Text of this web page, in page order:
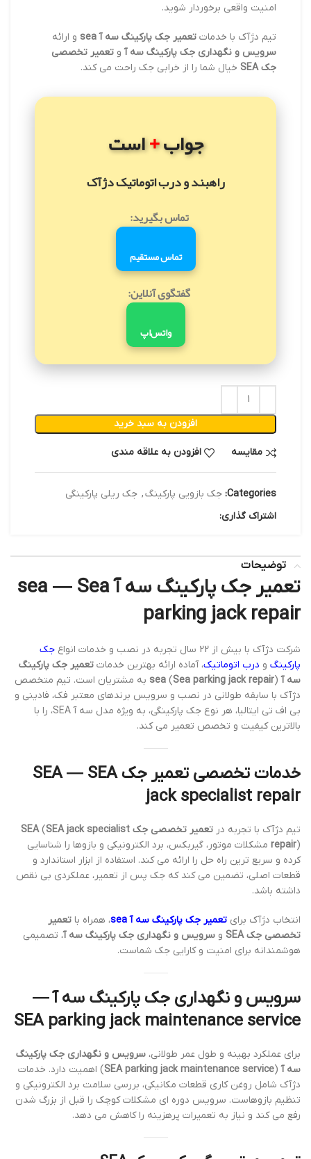
امنیت واقعی برخوردار شوید.
تیم دژآک با خدمات تعمیر جک پارکینگ سه آ sea
و ارائه
سرویس و نگهداری جک پارکینگ سه آو تعمیر تخصصی
جک SEA
خیال شما را از خرابی جک راحت می کند.
جواب+است
راهبند و درب اتوماتیک دژآک
تماس بگیرید:
تماس مستقیم
گفتگوی آنلاین:
واتس‌اپ
افزودن به سبد خرید
مقایسه افزودن به علاقه مندی
Categories: جک بازویی پارکینگ, جک ریلی پارکینگی
اشتراک گذاری:
توضیحات
تعمیر جک پارکینگ سه آ sea — Sea
parking jack repair
شرکت دژآک با بیش از 22 سال تجربه در نصب و خدمات انواع
جک
پارکینگ و درب اتوماتیک، آماده ارائه بهترین خدمات تعمیر جک پارکینگ
سه آ sea
(Sea parking jack repair
) به مشتریان است. تیم متخصص
دژآک با سابقه طولانی در نصب و سرویس برندهای معتبر فک، فادینی و
بی اف تی ایتالیا، هر نوع جک پارکینگی، به ویژه مدل سه آ SEA، را با
بالاترین کیفیت و تخصص تعمیر می کند.
خدمات تخصصی تعمیر جک SEA — SEA
jack specialist repair
تیم دژآک با تجربه در تعمیر تخصصی جک SEA (SEA jack specialist
repair ) مشکلات موتور، گیربکس، برد الکترونیکی و بازوها را شناسایی
کرده و سریع ترین راه حل را ارائه می کند. استفاده از ابزار استاندارد و
قطعات اصلی، تضمین می کند که جک پس از تعمیر، عملکردی بی نقص
داشته باشد.
انتخاب دژآک برای تعمیر جک پارکینگ سه آ sea ، همراه با تعمیر
تخصصی جک SEA
و سرویس و نگهداری جک پارکینگ سه آ، تصمیمی
هوشمندانه برای امنیت و کارایی جک شماست.
سرویس و نگهداری جک پارکینگ سه آ —
SEA parking jack maintenance service
برای عملکرد بهینه و طول عمر طولانی، سرویس و نگهداری جک پارکینگ
سه آ(
SEA parking jack maintenance service) اهمیت دارد. خدمات
دژآک شامل روغن کاری قطعات مکانیکی، بررسی سلامت برد الکترونیکی و
تنظیم بازوهاست. سرویس دوره ای مشکلات کوچک را قبل از بزرگ شدن
رفع می کند و نیاز به تعمیرات پرهزینه را کاهش می دهد.